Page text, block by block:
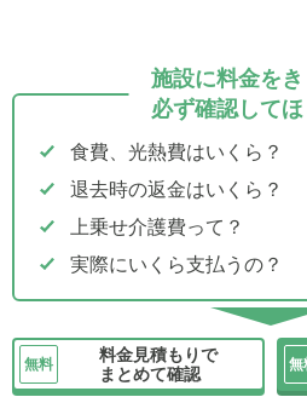
施設に料金を
必ず確認して
食費、光熱費はいくら？
退去時の返金はいくら？
上乗せ介護費って？
実際にいくら支払うの？
無料
料金見積もりで
まとめて確認
無